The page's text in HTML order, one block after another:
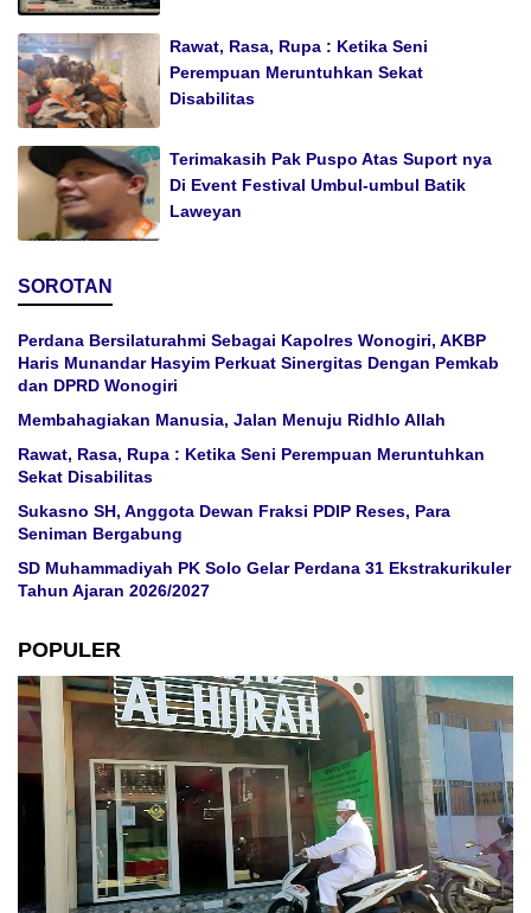
Rawat, Rasa, Rupa : Ketika Seni
Perempuan Meruntuhkan Sekat
Disabilitas
Terimakasih Pak Puspo Atas Suport nya
Di Event Festival Umbul-umbul Batik
Laweyan
SOROTAN
Perdana Bersilaturahmi Sebagai Kapolres Wonogiri, AKBP
Haris Munandar Hasyim Perkuat Sinergitas Dengan Pemkab
dan DPRD Wonogiri
Membahagiakan Manusia, Jalan Menuju Ridhlo Allah
Rawat, Rasa, Rupa : Ketika Seni Perempuan Meruntuhkan
Sekat Disabilitas
Sukasno SH, Anggota Dewan Fraksi PDIP Reses, Para
Seniman Bergabung
SD Muhammadiyah PK Solo Gelar Perdana 31 Ekstrakurikuler
Tahun Ajaran 2026/2027
POPULER